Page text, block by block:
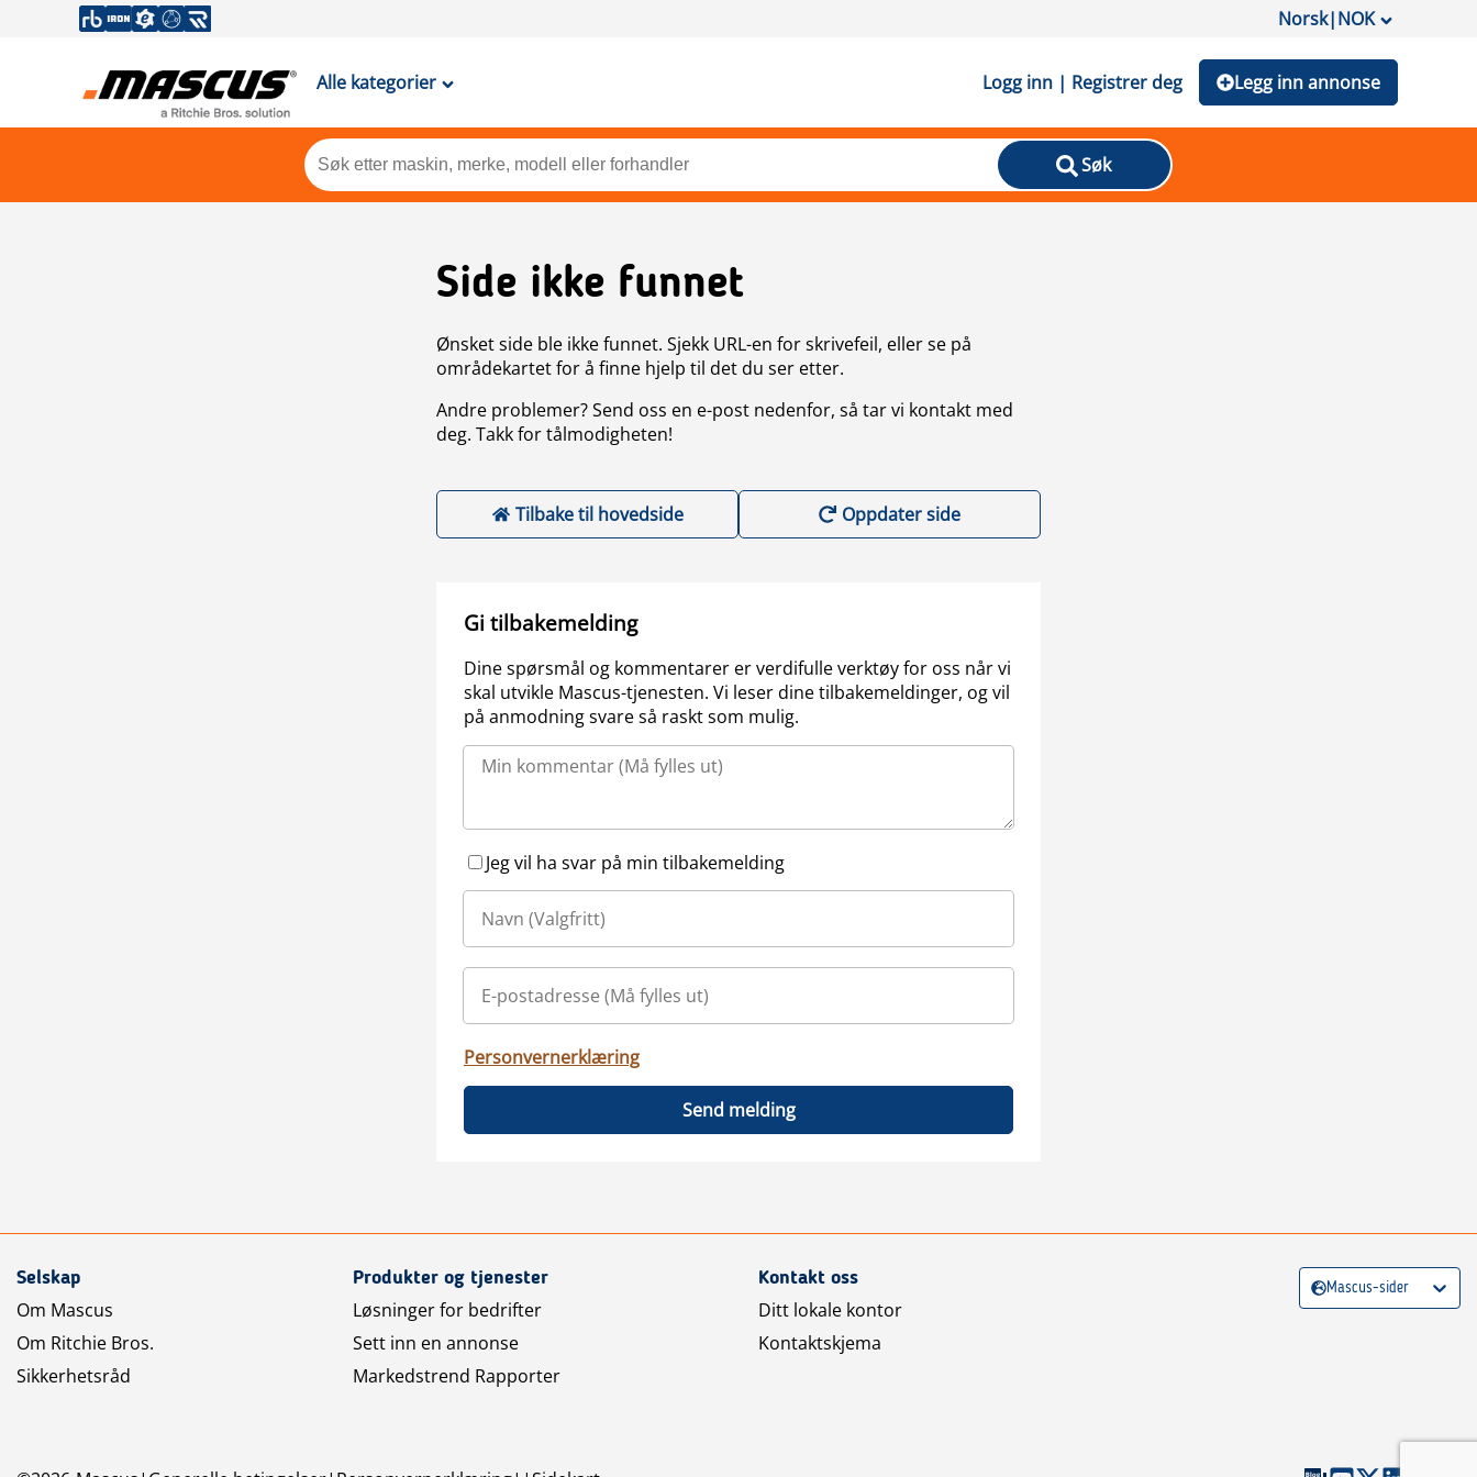
Norsk|NOK
Alle kategorier Logg inn | Registrer deg Legg inn annonse
Søk
Side ikke funnet
Ønsket side ble ikke funnet. Sjekk URL-en for skrivefeil, eller se på
områdekartet for å finne hjelp til det du ser etter.
Andre problemer? Send oss en e-post nedenfor, så tar vi kontakt med
deg. Takk for tålmodigheten!
Tilbake til hovedside Oppdater side
Gi tilbakemelding
Dine spørsmål og kommentarer er verdifulle verktøy for oss når vi
skal utvikle Mascus-tjenesten. Vi leser dine tilbakemeldinger, og vil
på anmodning svare så raskt som mulig.
Jeg vil ha svar på min tilbakemelding
Personvernerklæring
Send melding
Selskap
Om Mascus
Om Ritchie Bros.
Sikkerhetsråd
Produkter og tjenester
Løsninger for bedrifter
Sett inn en annonse
Markedstrend Rapporter
Kontakt oss
Ditt lokale kontor
Kontaktskjema
Mascus-sider